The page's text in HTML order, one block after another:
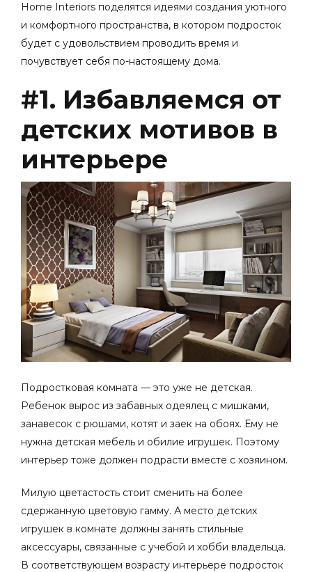
Home Interiors поделятся идеями создания уютного
и комфортного пространства, в котором подросток
будет с удовольствием проводить время и
почувствует себя по-настоящему дома.
#1. Избавляемся от
детских мотивов в
интерьере
Подростковая комната — это уже не детская.
Ребенок вырос из забавных одеялец с мишками,
занавесок с рюшами, котят и заек на обоях. Ему не
нужна детская мебель и обилие игрушек. Поэтому
интерьер тоже должен подрасти вместе с хозяином.
Милую цветастость стоит сменить на более
сдержанную цветовую гамму. А место детских
игрушек в комнате должны занять стильные
аксессуары, связанные с учебой и хобби владельца.
В соответствующем возрасту интерьере подросток